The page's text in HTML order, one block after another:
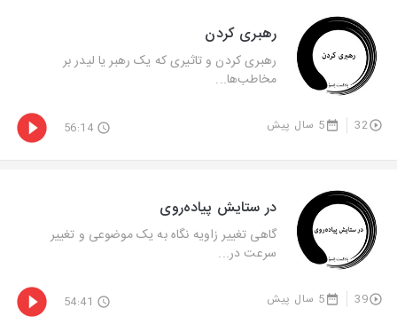
رهبری کردن
رهبری کردن و تاثیری که یک رهبر یا لیدر بر
مخاطب‌ها...
32 5 سال پیش 56:14
در ستایش پیاده‌روی
گاهی تغییر زاویه نگاه به یک موضوعی و تغییر
سرعت در...
39 5 سال پیش 54:41